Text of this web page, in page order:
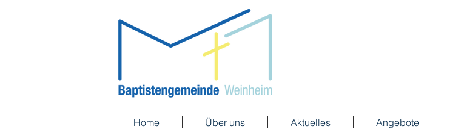
Home Über uns Aktuelles Angebote